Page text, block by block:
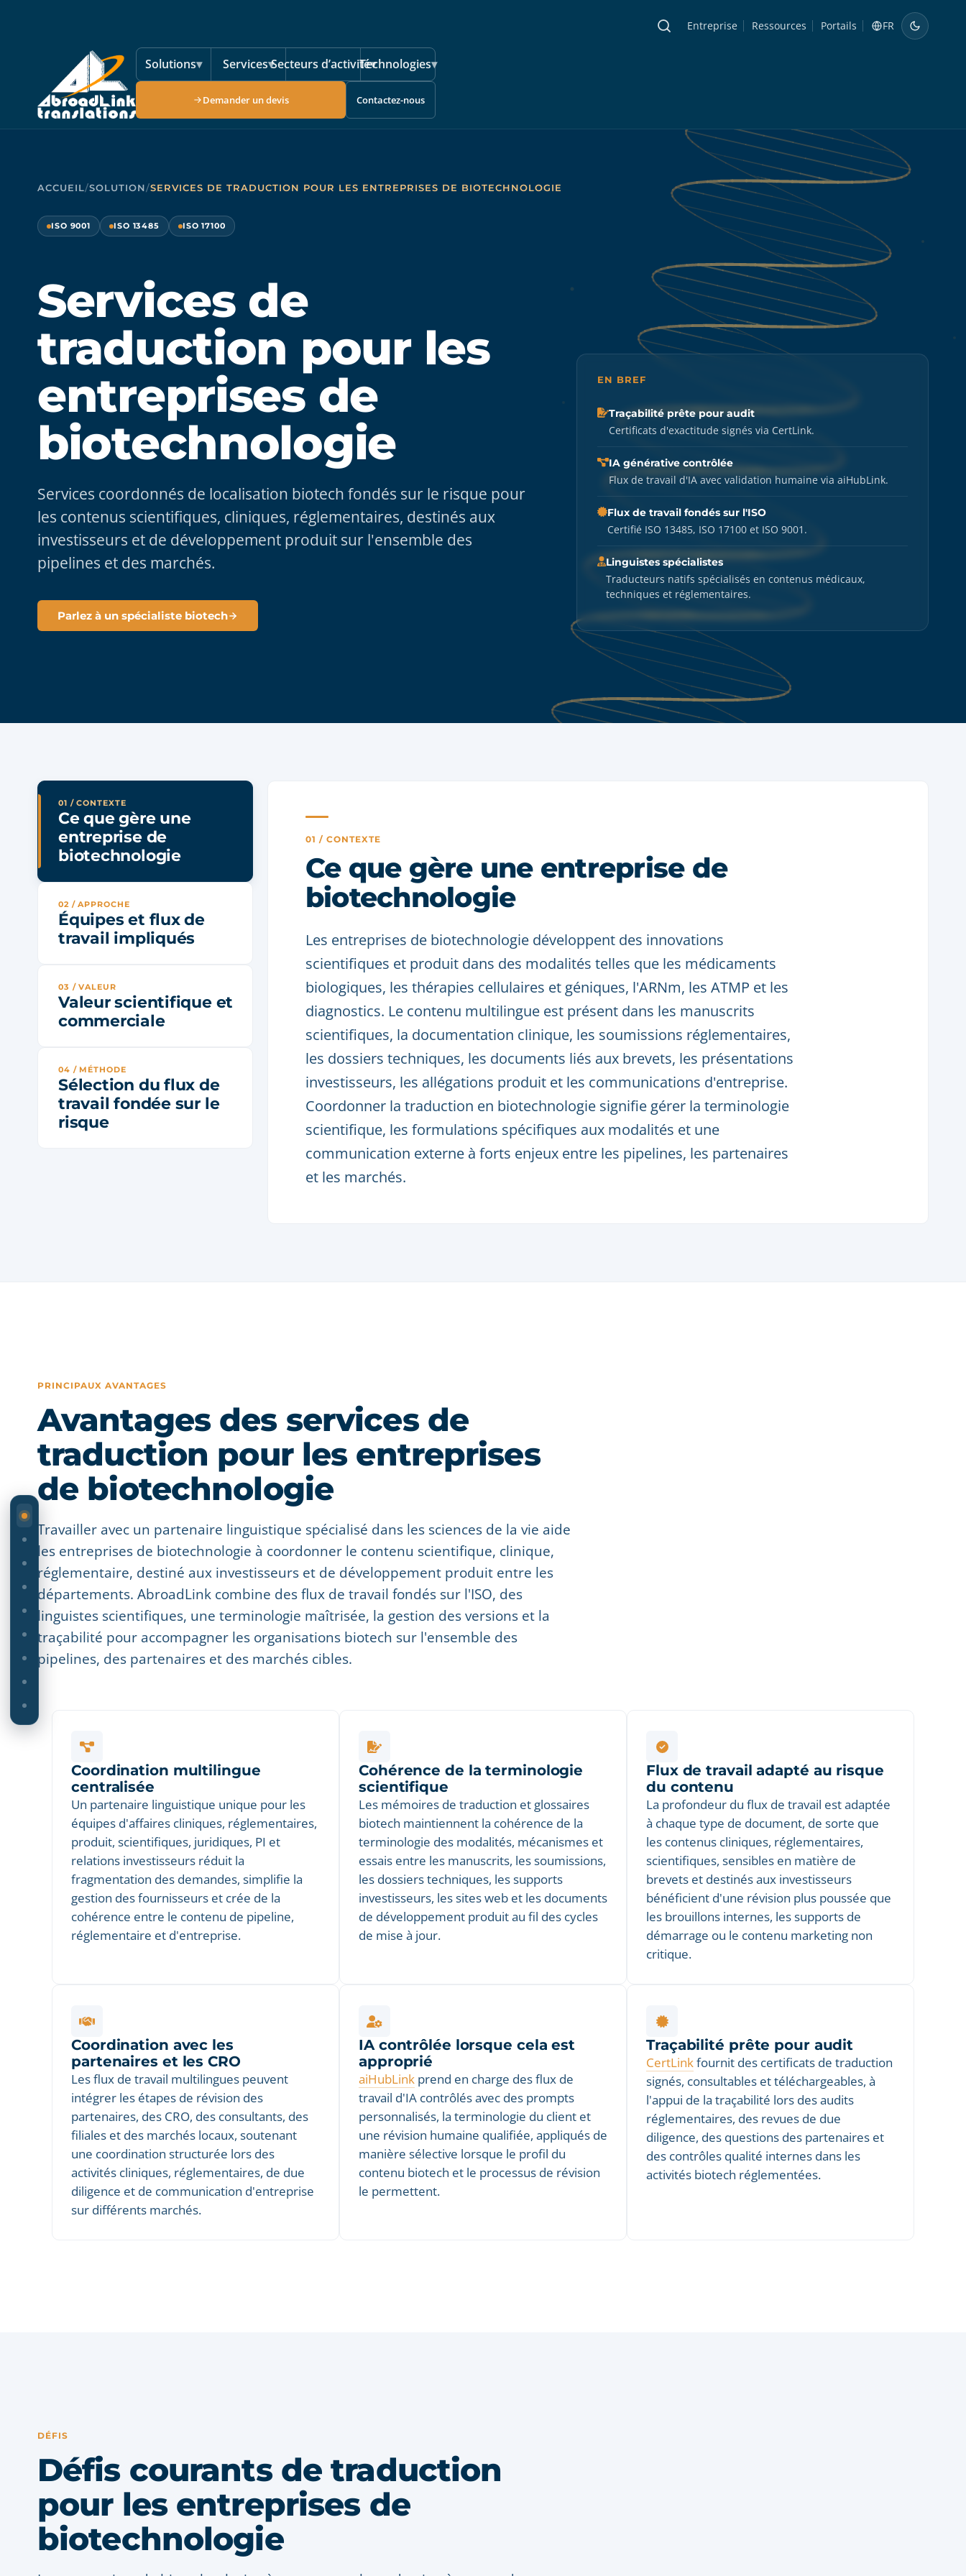
Entreprise Ressources Portails FR
Solutions▾ Services▾Secteurs d’activité▾
Technologies▾
Demander un devis Contactez-nous
SUR CETTE PAGE
ACCUEIL/SOLUTION/SERVICES DE TRADUCTION POUR LES ENTREPRISES DE BIOTECHNOLOGIE
ISO 9001 ISO 13485 ISO 17100
Services de
traduction pour les
entreprises de
biotechnologie
Services coordonnés de localisation biotech fondés sur le risque pour
les contenus scientifiques, cliniques, réglementaires, destinés aux
investisseurs et de développement produit sur l'ensemble des
pipelines et des marchés.
Parlez à un spécialiste biotech
EN BREF
Traçabilité prête pour audit
Certificats d'exactitude signés via CertLink.
IA générative contrôlée
Flux de travail d'IA avec validation humaine via aiHubLink.
Flux de travail fondés sur l'ISO
Certifié ISO 13485, ISO 17100 et ISO 9001.
Linguistes spécialistes
Traducteurs natifs spécialisés en contenus médicaux,
techniques et réglementaires.
01 / CONTEXTE
Ce que gère une
entreprise de
biotechnologie
02 / APPROCHE
Équipes et flux de
travail impliqués
03 / VALEUR
Valeur scientifique et
commerciale
04 / MÉTHODE
Sélection du flux de
travail fondée sur le
risque
01 / CONTEXTE
Ce que gère une entreprise de
biotechnologie
Les entreprises de biotechnologie développent des innovations
scientifiques et produit dans des modalités telles que les médicaments
biologiques, les thérapies cellulaires et géniques, l'ARNm, les ATMP et les
diagnostics. Le contenu multilingue est présent dans les manuscrits
scientifiques, la documentation clinique, les soumissions réglementaires,
les dossiers techniques, les documents liés aux brevets, les présentations
investisseurs, les allégations produit et les communications d'entreprise.
Coordonner la traduction en biotechnologie signifie gérer la terminologie
scientifique, les formulations spécifiques aux modalités et une
communication externe à forts enjeux entre les pipelines, les partenaires
et les marchés.
PRINCIPAUX AVANTAGES
Avantages des services de
traduction pour les entreprises
de biotechnologie
Travailler avec un partenaire linguistique spécialisé dans les sciences de la vie aide
les entreprises de biotechnologie à coordonner le contenu scientifique, clinique,
réglementaire, destiné aux investisseurs et de développement produit entre les
départements. AbroadLink combine des flux de travail fondés sur l'ISO, des
linguistes scientifiques, une terminologie maîtrisée, la gestion des versions et la
traçabilité pour accompagner les organisations biotech sur l'ensemble des
pipelines, des partenaires et des marchés cibles.
Coordination multilingue
centralisée
Un partenaire linguistique unique pour les
équipes d'affaires cliniques, réglementaires,
produit, scientifiques, juridiques, PI et
relations investisseurs réduit la
fragmentation des demandes, simplifie la
gestion des fournisseurs et crée de la
cohérence entre le contenu de pipeline,
réglementaire et d'entreprise.
Cohérence de la terminologie
scientifique
Les mémoires de traduction et glossaires
biotech maintiennent la cohérence de la
terminologie des modalités, mécanismes et
essais entre les manuscrits, les soumissions,
les dossiers techniques, les supports
investisseurs, les sites web et les documents
de développement produit au fil des cycles
de mise à jour.
Flux de travail adapté au risque
du contenu
La profondeur du flux de travail est adaptée
à chaque type de document, de sorte que
les contenus cliniques, réglementaires,
scientifiques, sensibles en matière de
brevets et destinés aux investisseurs
bénéficient d'une révision plus poussée que
les brouillons internes, les supports de
démarrage ou le contenu marketing non
critique.
Coordination avec les
partenaires et les CRO
Les flux de travail multilingues peuvent
intégrer les étapes de révision des
partenaires, des CRO, des consultants, des
filiales et des marchés locaux, soutenant
une coordination structurée lors des
activités cliniques, réglementaires, de due
diligence et de communication d'entreprise
sur différents marchés.
IA contrôlée lorsque cela est
approprié
aiHubLink prend en charge des flux de
travail d'IA contrôlés avec des prompts
personnalisés, la terminologie du client et
une révision humaine qualifiée, appliqués de
manière sélective lorsque le profil du
contenu biotech et le processus de révision
le permettent.
Traçabilité prête pour audit
CertLinkfournit des certificats de traduction
signés, consultables et téléchargeables, à
l'appui de la traçabilité lors des audits
réglementaires, des revues de due
diligence, des questions des partenaires et
des contrôles qualité internes dans les
activités biotech réglementées.
DÉFIS
Défis courants de traduction
pour les entreprises de
biotechnologie